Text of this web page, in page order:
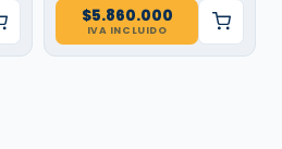
$5.860.000
IVA INCLUIDO